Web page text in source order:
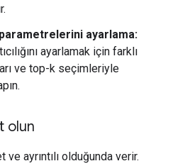
ayarlama:
ayarlamak için farklı
ve top-k seçimleriyle
olun
ayrıntılı olduğunda verir.